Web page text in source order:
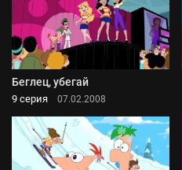
Беглец, убегай
9 серия 07.02.2008